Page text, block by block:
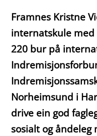
Framnes Kristne
internatskule med
220 bur på
Norheimsund i
drive ein god
sosialt og åndeleg